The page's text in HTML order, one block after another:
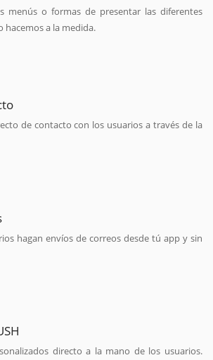
menús o formas de presentar las diferentes
hacemos a la medida.
de contacto con los usuarios a través de la
hagan envíos de correos desde tú app y sin
directo a la mano de los usuarios.